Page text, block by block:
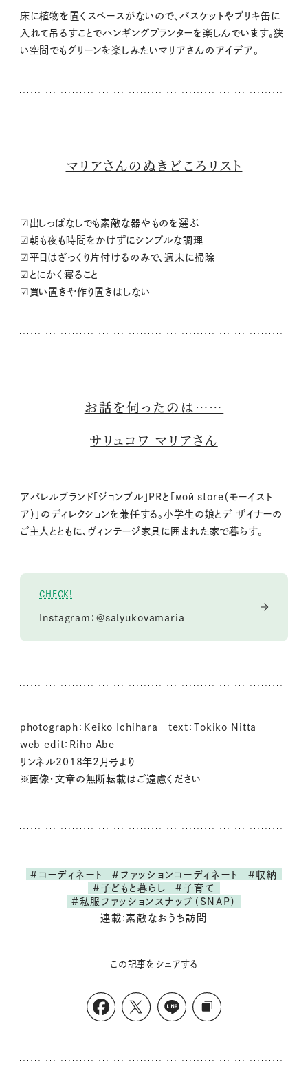
床に植物を置くスペースがないので、バスケットやブリキ缶に
入れて吊るすことでハンギングプランターを楽しんでいます。狭
い空間でもグリーンを楽しみたいマリアさんのアイデア。
マリアさんのぬきどころリスト
☑︎出しっぱなしでも素敵な器やものを選ぶ
☑︎朝も夜も時間をかけずにシンプルな調理
☑︎平日はざっくり片付けるのみで、週末に掃除
☑︎とにかく寝ること
☑︎買い置きや作り置きはしない
お話を伺ったのは……
サリュコワ マリアさん
アパレルブランド「ジョンブル」PRと「мой store（モーイスト
ア）」のディレクションを兼任する。小学生の娘とデ ザイナーの
ご主人とともに、ヴィンテージ家具に囲まれた家で暮らす。
CHECK!
Instagram：＠salyukovamaria
photograph：Keiko Ichihara text：Tokiko Nitta
web edit：Riho Abe
リンネル2018年2月号より
※画像・文章の無断転載はご遠慮ください
#コーディネート #ファッションコーディネート
#収納
#子どもと暮らし
#子育て
#私服ファッションスナップ（SNAP）
連載:素敵なおうち訪問
この記事をシェアする